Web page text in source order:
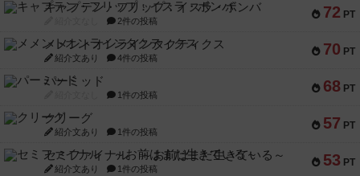
72 PT
キャプテン・フリップ：イスラ・ボンバ
2件の投稿
70 PT
メメントオンラインタクティクス
紹介文あり 4件の投稿
68 PT
パーミッド
1件の投稿
57 PT
クリーグ
紹介文あり 1件の投稿
53 PT
セミファイナル ～お前はまだ生きている～
紹介文あり 1件の投稿